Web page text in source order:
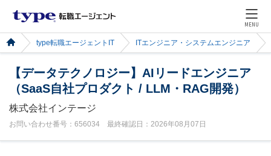
MENU
type転職エージェントIT ITエンジニア・システムエンジニア
【データテクノロジー】AIリードエンジニア
（SaaS⾃社プロダクト / LLM・RAG開発）
株式会社インテージ
お問い合わせ番号：656034 最終確認日：2026年08月07日